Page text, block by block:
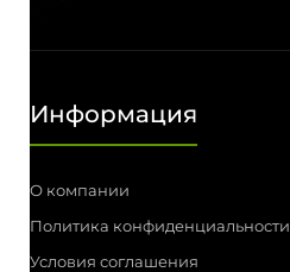
Информация
О компании
Политика конфиденциальности
Условия соглашения